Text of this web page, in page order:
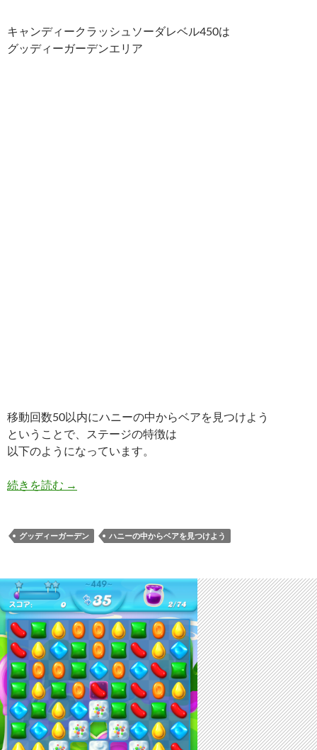
キャンディークラッシュソーダレベル450は
グッディーガーデンエリア
移動回数50以内にハニーの中からベアを見つけよう
ということで、ステージの特徴は
以下のようになっています。
続きを読む キャンディークラッシュソーダ レベル450 攻略
→
グッディーガーデン ハニーの中からベアを見つけよう